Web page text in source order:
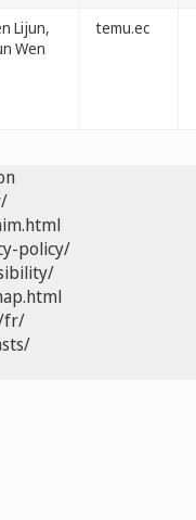
Lijun,
Wen
temu.ec
policy/
fr/